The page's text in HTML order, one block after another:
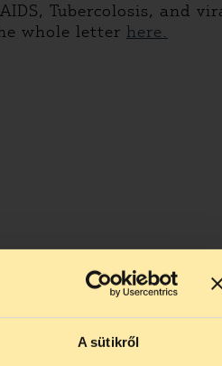
A sütikről
Tubercolosis, and
whole letter here.